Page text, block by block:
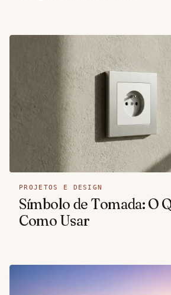
PROJETOS E DESIGN
Símbolo de Tomada: O
Como Usar